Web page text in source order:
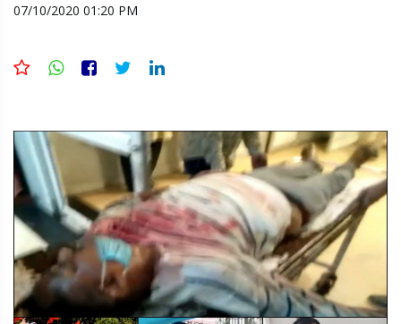
07/10/2020 01:20 PM